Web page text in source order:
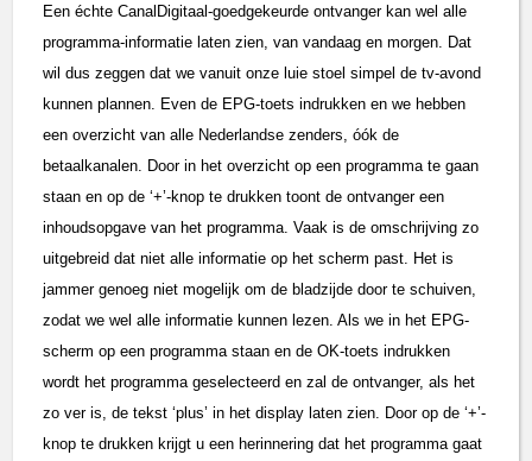
Een échte CanalDigitaal-goedgekeurde ontvanger kan wel alle
programma-informatie laten zien, van vandaag en morgen. Dat
wil dus zeggen dat we vanuit onze luie stoel simpel de tv-avond
kunnen plannen. Even de EPG-toets indrukken en we hebben
een overzicht van alle Nederlandse zenders, óók de
betaalkanalen. Door in het overzicht op een programma te gaan
staan en op de ‘+’-knop te drukken toont de ontvanger een
inhoudsopgave van het programma. Vaak is de omschrijving zo
uitgebreid dat niet alle informatie op het scherm past. Het is
jammer genoeg niet mogelijk om de bladzijde door te schuiven,
zodat we wel alle informatie kunnen lezen. Als we in het EPG-
scherm op een programma staan en de OK-toets indrukken
wordt het programma geselecteerd en zal de ontvanger, als het
zo ver is, de tekst ‘plus’ in het display laten zien. Door op de ‘+’-
knop te drukken krijgt u een herinnering dat het programma gaat